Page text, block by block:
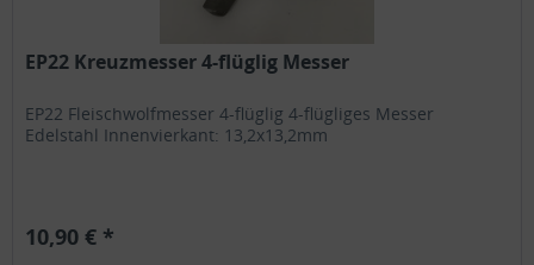
EP22 Kreuzmesser 4-flüglig Messer
EP22 Fleischwolfmesser 4-flüglig 4-flügliges Messer
Edelstahl Innenvierkant: 13,2x13,2mm
10,90 € *